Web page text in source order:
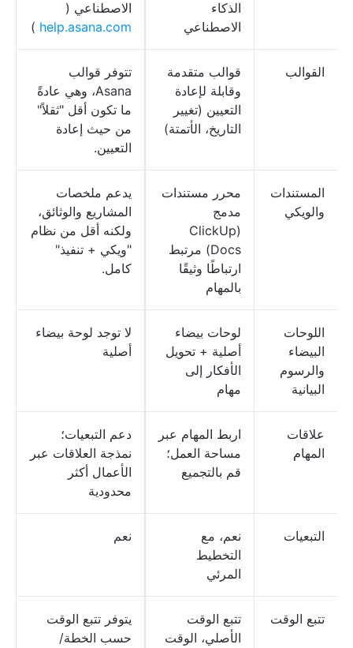
الذكاء
الاصطناعي
الاصطناعي (
help.asana.com
)
القوالب
قوالب متقدمة
وقابلة لإعادة
التعيين (تغيير
التاريخ، الأتمتة)
تتوفر قوالب
Asana، وهي عادةً
ما تكون أقل "ثقلاً"
من حيث إعادة
التعيين.
المستندات
والويكي
محرر مستندات
مدمج
(ClickUp
Docs) مرتبط
ارتباطًا وثيقًا
بالمهام
يدعم ملخصات
المشاريع والوثائق،
ولكنه أقل من نظام
"ويكي + تنفيذ"
كامل.
اللوحات
البيضاء
والرسوم
البيانية
لوحات بيضاء
أصلية + تحويل
الأفكار إلى
مهام
لا توجد لوحة بيضاء
أصلية
علاقات
المهام
اربط المهام عبر
مساحة العمل؛
قم بالتجميع
دعم التبعيات؛
نمذجة العلاقات عبر
الأعمال أكثر
محدودية
التبعيات
نعم، مع
التخطيط
المرئي
نعم
تتبع الوقت
تتبع الوقت
الأصلي، الوقت
يتوفر تتبع الوقت
حسب الخطة/